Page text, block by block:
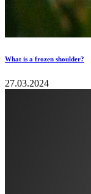
What is a frozen shoulder?
27.03.2024